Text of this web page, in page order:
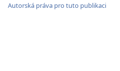
Autorská práva pro tuto publikaci